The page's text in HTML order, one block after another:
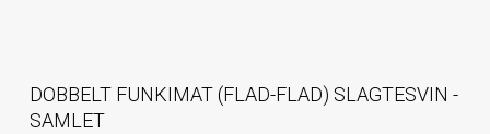
DOBBELT FUNKIMAT (FLAD-FLAD) SLAGTESVIN -
SAMLET